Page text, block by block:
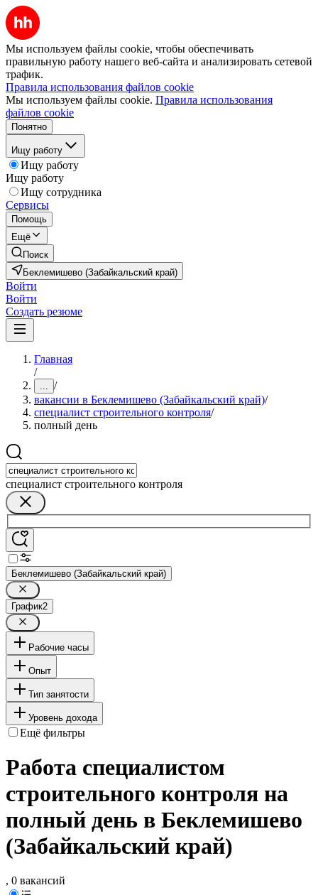
Мы используем файлы cookie, чтобы обеспечивать
правильную работу нашего веб-сайта и анализировать сетевой
трафик.
Правила использования файлов cookie
Мы используем файлы cookie. Правила использования
файлов cookie
Понятно
Ищу работу
Ищу работу
Ищу работу
Ищу сотрудника
Сервисы
Помощь
Ещё
Поиск
Беклемишево (Забайкальский край)
Войти
Войти
Создать резюме
Главная
/
... /
вакансии в Беклемишево (Забайкальский край)/
специалист строительного контроля/
полный день
специалист строительного контроля
Беклемишево (Забайкальский край)
График2
Рабочие часы
Опыт
Тип занятости
Уровень дохода
Ещё фильтры
Работа специалистом
строительного контроля на
полный день в Беклемишево
(Забайкальский край)
, 0 вакансий